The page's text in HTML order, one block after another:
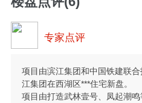
专家点评
项目由滨江集团和中国铁建联
江集团在西湖区***住宅新盘。
项目由打造武林壹号、凤起潮